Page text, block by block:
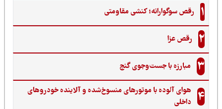
رقص سوگوارانه؛ کنشی مقاومتی
رقص عزا
مبارزه با جست‌وجوی گنج‌
هوای آلوده با موتورهای منسوخ‌شده و آلاینده خودروهای
داخلی